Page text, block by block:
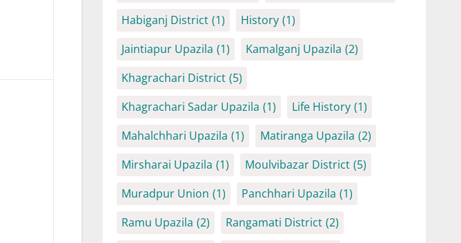
Habiganj District (1) History (1)
Jaintiapur Upazila (1) Kamalganj Upazila (2)
Khagrachari District (5)
Khagrachari Sadar Upazila (1) Life History (1)
Mahalchhari Upazila (1) Matiranga Upazila (2)
Mirsharai Upazila (1) Moulvibazar District (5)
Muradpur Union (1) Panchhari Upazila (1)
Ramu Upazila (2) Rangamati District (2)